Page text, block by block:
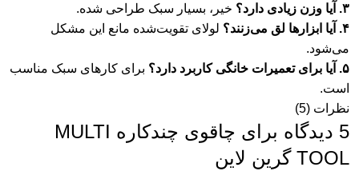
۳. آیا وزن زیادی دارد؟
خیر، بسیار سبک طراحی شده.
۴. آیا ابزارها لق می‌زنند؟
لولای تقویت‌شده مانع این مشکل
می‌شود.
۵. آیا برای تعمیرات خانگی کاربرد دارد؟
برای کارهای سبک مناسب
است.
نظرات (5)
5 دیدگاه برای
چاقوی چندکاره MULTI
TOOL گرین لاین